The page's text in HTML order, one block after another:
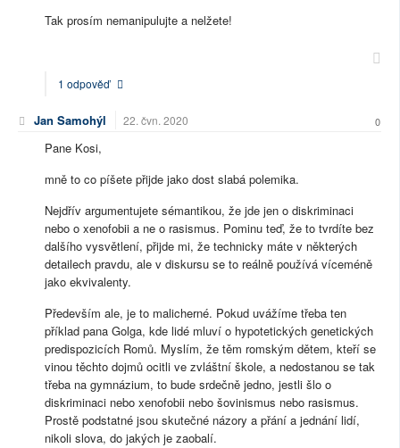
Tak prosím nemanipulujte a nelžete!
1 odpověď
Jan Samohýl 22. čvn. 2020 0
Pane Kosi,
mně to co píšete přijde jako dost slabá polemika.
Nejdřív argumentujete sémantikou, že jde jen o diskriminaci
nebo o xenofobii a ne o rasismus. Pominu teď, že to tvrdíte bez
dalšího vysvětlení, přijde mi, že technicky máte v některých
detailech pravdu, ale v diskursu se to reálně používá víceméně
jako ekvivalenty.
Především ale, je to malicherné. Pokud uvážíme třeba ten
příklad pana Golga, kde lidé mluví o hypotetických genetických
predispozicích Romů. Myslím, že těm romským dětem, kteří se
vinou těchto dojmů ocitli ve zvláštní škole, a nedostanou se tak
třeba na gymnázium, to bude srdečně jedno, jestli šlo o
diskriminaci nebo xenofobii nebo šovinismus nebo rasismus.
Prostě podstatné jsou skutečné názory a přání a jednání lidí,
nikoli slova, do jakých je zaobalí.